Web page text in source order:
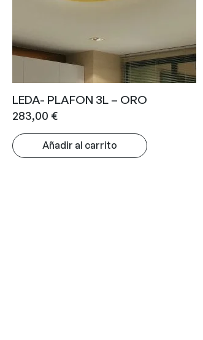
LEDA- PLAFON 3L – ORO
283,00 €
Añadir al carrito